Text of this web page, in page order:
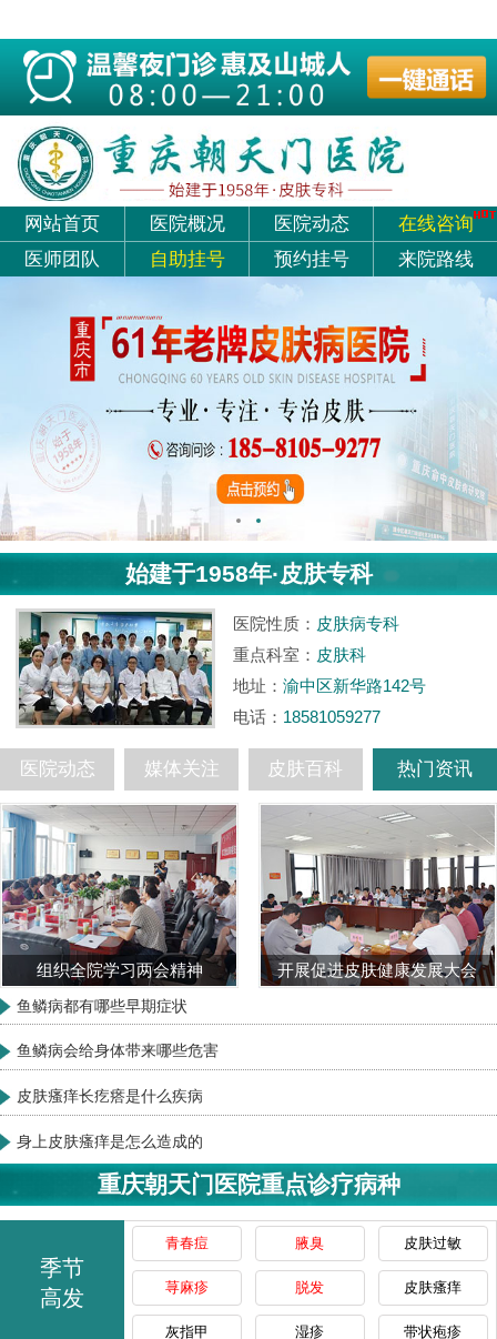
网站首页 医院概况 医院动态
在线咨询
医师团队
自助挂号 预约挂号 来院路线
始建于1958年·皮肤专科
医院性质： 皮肤病专科
重点科室： 皮肤科
地址：渝中区新华路142号
电话： 18581059277
医院动态 媒体关注 皮肤百科 热门资讯
组织全院学习两会精神 开展促进皮肤健康发展大会
鱼鳞病都有哪些早期症状
鱼鳞病会给身体带来哪些危害
皮肤瘙痒长疙瘩是什么疾病
身上皮肤瘙痒是怎么造成的
重庆朝天门医院重点诊疗病种
季节
高发
青春痘 腋臭 皮肤过敏
荨麻疹 脱发 皮肤瘙痒
灰指甲 湿疹 带状疱疹